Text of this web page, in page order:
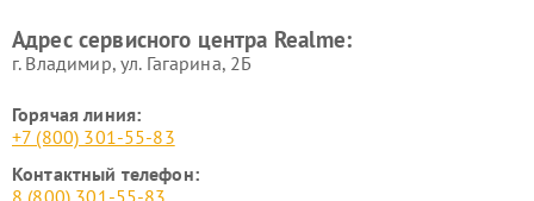
Адрес сервисного центра Realme:
г. Владимир, ул. Гагарина, 2Б
Горячая линия:
+7 (800) 301-55-83
Контактный телефон:
8 (800) 301-55-83